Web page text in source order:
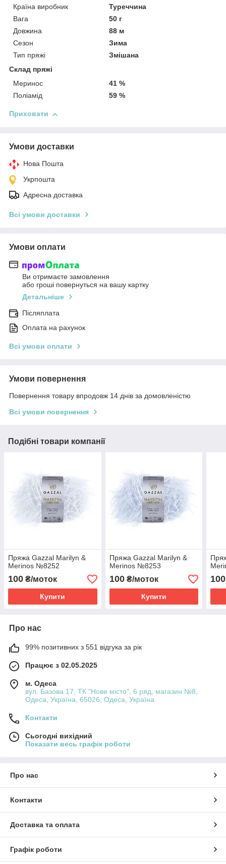
Країна виробник
Туреччина
Вага
50 г
Довжина
88 м
Сезон
Зима
Тип пряжі
Змішана
Склад пряжі
Меринос
41 %
Поліамід
59 %
Приховати
Умови доставки
Нова Пошта
Укрпошта
Адресна доставка
Всі умови доставки
Умови оплати
Ви отримаєте замовлення
або гроші повернуться на вашу картку
Детальніше
Післяплата
Оплата на рахунок
Всі умови оплати
Умови повернення
Повернення товару впродовж 14 днів за домовленістю
Всі умови повернення
Подібні товари компанії
Пряжа Gazzal Marilyn &
Merinos №8252
100 ₴/моток
Купити
Пряжа Gazzal Marilyn &
Merinos №8253
100₴/моток
Купити
100
Про нас
99% позитивних з 551 відгука за рік
Працює з 02.05.2025
м. Одеса
вул. Базова 17, ТК "Нове місто", 6 ряд, магазин №8,
Одеса, Україна, 65026, Одеса, Україна
Контакти
Сьогодні вихідний
Показати весь графік роботи
Про нас
Контакти
Доставка та оплата
Графік роботи